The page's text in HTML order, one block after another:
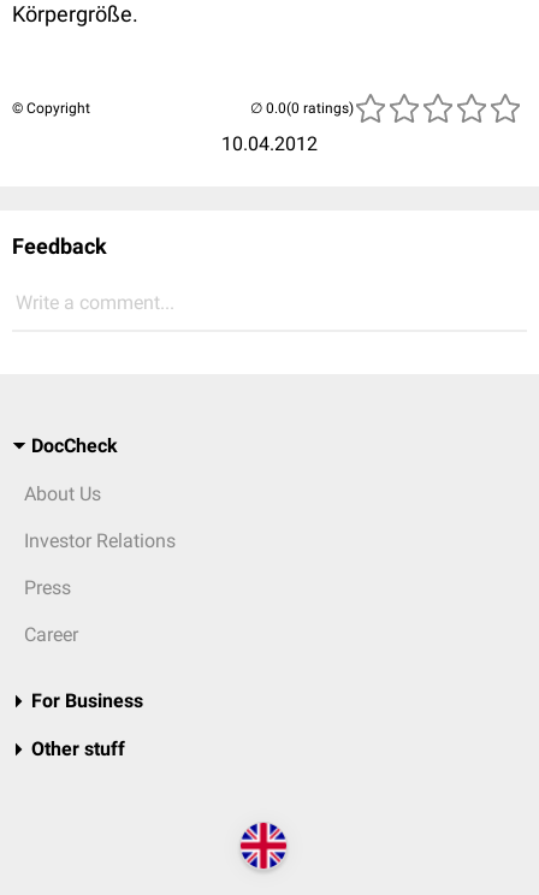
Körpergröße.
© Copyright
10.04.2012
(0 ratings)
Feedback
Write a comment...
DocCheck
About Us
Investor Relations
Press
Career
For Business
Other stuff